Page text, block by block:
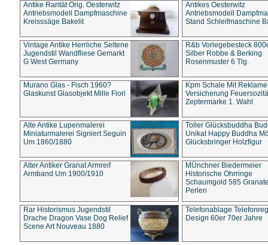
Antike Rarität Orig. Oesterwitz
Antriebsmodell Dampfmaschine
Kreisssäge Bakelit
Antikes Oesterwitz
Antriebsmodell
Stand Schleifmaschine
Vintage Antike Herrliche Seltene
Jugendstil Wandfliese Gemarkt
G West Germany
R&b Vorlegebesteck
Silber Robbe & Berking
Rosenmuster 6 Tlg.
Murano Glas - Fisch 1960?
Glaskunst Glasobjekt Mille Fiori
Kpm Schale Mit Reklame
Versicherung
Zeptermarke 1. Wahl
Alte Antike Lupenmalerei
Miniaturmalerei Signiert Seguin
Um 1860/1880
Toller Glücksbuddha
Unikat Happy Buddha
Glücksbringer Holzfigur
Alter Antiker Granat Armreif
Armband Um 1900/1910
MÜnchner Biedermeier
Historische Ohrringe
Schaumgold 585
Perlen
Rar Historismus Jugendstil
Drache Dragon Vase Dog Relief
Scene Art Nouveau 1880
Telefonablage
Design 60er 70er Jahre